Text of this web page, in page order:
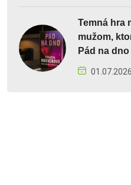
Temná hra
mužom,
Pád na dno
01.07.2026